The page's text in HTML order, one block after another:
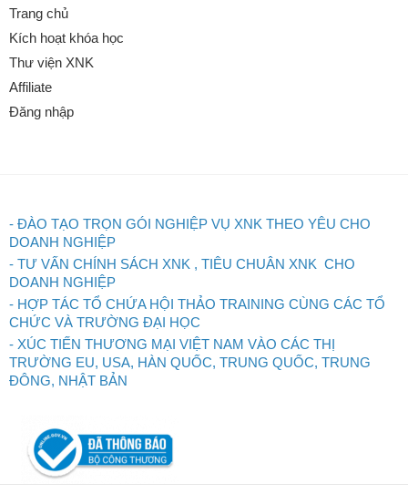
Trang chủ
Kích hoạt khóa học
Thư viện XNK
Affiliate
Đăng nhập
- ĐÀO TẠO TRỌN GÓI NGHIỆP VỤ XNK THEO YÊU CHO
DOANH NGHIỆP
- TƯ VẤN CHÍNH SÁCH XNK , TIÊU CHUÂN XNK CHO
DOANH NGHIỆP
- HỢP TÁC TỔ CHỨA HỘI THẢO TRAINING CÙNG CÁC TỔ
CHỨC VÀ TRƯỜNG ĐẠI HỌC
- XÚC TIẾN THƯƠNG MẠI VIỆT NAM VÀO CÁC THỊ
TRƯỜNG EU, USA, HÀN QUỐC, TRUNG QUỐC, TRUNG
ĐÔNG, NHẬT BẢN